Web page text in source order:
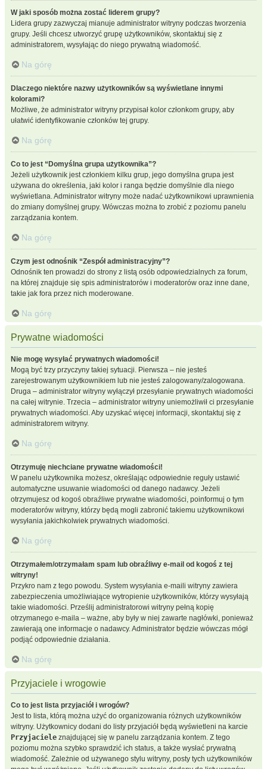
W jaki sposób można zostać liderem grupy?
Lidera grupy zazwyczaj mianuje administrator witryny podczas tworzenia
grupy. Jeśli chcesz utworzyć grupę użytkowników, skontaktuj się z
administratorem, wysyłając do niego prywatną wiadomość.
Na górę
Dlaczego niektóre nazwy użytkowników są wyświetlane innymi
kolorami?
Możliwe, że administrator witryny przypisał kolor członkom grupy, aby
ułatwić identyfikowanie członków tej grupy.
Na górę
Co to jest “Domyślna grupa użytkownika”?
Jeżeli użytkownik jest członkiem kilku grup, jego domyślna grupa jest
używana do określenia, jaki kolor i ranga będzie domyślnie dla niego
wyświetlana. Administrator witryny może nadać użytkownikowi uprawnienia
do zmiany domyślnej grupy. Wówczas można to zrobić z poziomu panelu
zarządzania kontem.
Na górę
Czym jest odnośnik “Zespół administracyjny”?
Odnośnik ten prowadzi do strony z listą osób odpowiedzialnych za forum,
na której znajduje się spis administratorów i moderatorów oraz inne dane,
takie jak fora przez nich moderowane.
Na górę
Prywatne wiadomości
Nie mogę wysyłać prywatnych wiadomości!
Mogą być trzy przyczyny takiej sytuacji. Pierwsza – nie jesteś
zarejestrowanym użytkownikiem lub nie jesteś zalogowany/zalogowana.
Druga – administrator witryny wyłączył przesyłanie prywatnych wiadomości
na całej witrynie. Trzecia – administrator witryny uniemożliwił ci przesyłanie
prywatnych wiadomości. Aby uzyskać więcej informacji, skontaktuj się z
administratorem witryny.
Na górę
Otrzymuję niechciane prywatne wiadomości!
W panelu użytkownika możesz, określając odpowiednie reguły ustawić
automatyczne usuwanie wiadomości od danego nadawcy. Jeżeli
otrzymujesz od kogoś obraźliwe prywatne wiadomości, poinformuj o tym
moderatorów witryny, którzy będą mogli zabronić takiemu użytkownikowi
wysyłania jakichkolwiek prywatnych wiadomości.
Na górę
Otrzymałem/otrzymałam spam lub obraźliwy e-mail od kogoś z tej
witryny!
Przykro nam z tego powodu. System wysyłania e-maili witryny zawiera
zabezpieczenia umożliwiające wytropienie użytkowników, którzy wysyłają
takie wiadomości. Prześlij administratorowi witryny pełną kopię
otrzymanego e-maila – ważne, aby były w niej zawarte nagłówki, ponieważ
zawierają one informacje o nadawcy. Administrator będzie wówczas mógł
podjąć odpowiednie działania.
Na górę
Przyjaciele i wrogowie
Co to jest lista przyjaciół i wrogów?
Jest to lista, którą można użyć do organizowania różnych użytkowników
witryny. Użytkownicy dodani do listy przyjaciół będą wyświetleni na karcie
Przyjaciele znajdującej się w panelu zarządzania kontem. Z tego
poziomu można szybko sprawdzić ich status, a także wysłać prywatną
wiadomość. Zależnie od używanego stylu witryny, posty tych użytkowników